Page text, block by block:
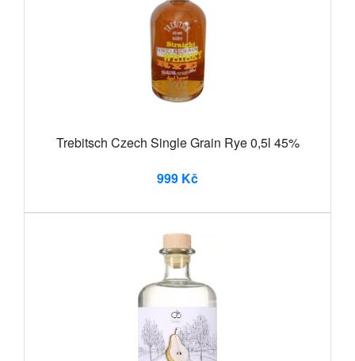
Trebitsch Czech Single Grain Rye 0,5l 45%
999 Kč